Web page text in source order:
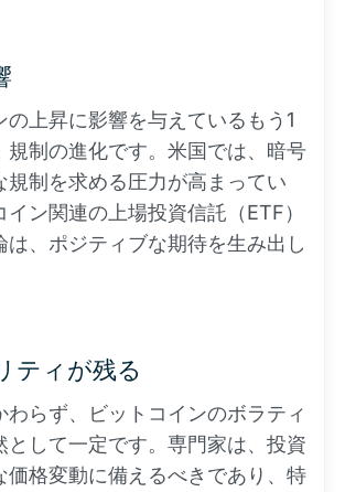
の上昇に影響を与えているもう1
規制の進化です。米国では、暗号
規制を求める圧力が高まってい
イン関連の上場投資信託（ETF）
は、ポジティブな期待を生み出し
ティが残る
わらず、ビットコインのボラティ
として一定です。専門家は、投資
価格変動に備えるべきであり、特